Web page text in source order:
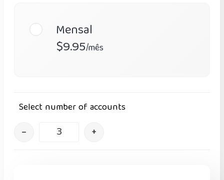
Mensal
$9.95/mês
Select number of accounts
– +